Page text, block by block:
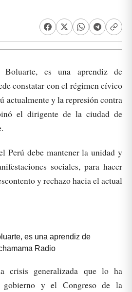
es una aprendiz de
constatar con el régimen cívico
actualmente y la represión contra
el dirigente de la ciudad de
Perú debe mantener la unidad y
sociales, para hacer
y rechazo hacia el actual
es una aprendiz de
Radio
crisis generalizada que lo ha
gobierno y el Congreso de la